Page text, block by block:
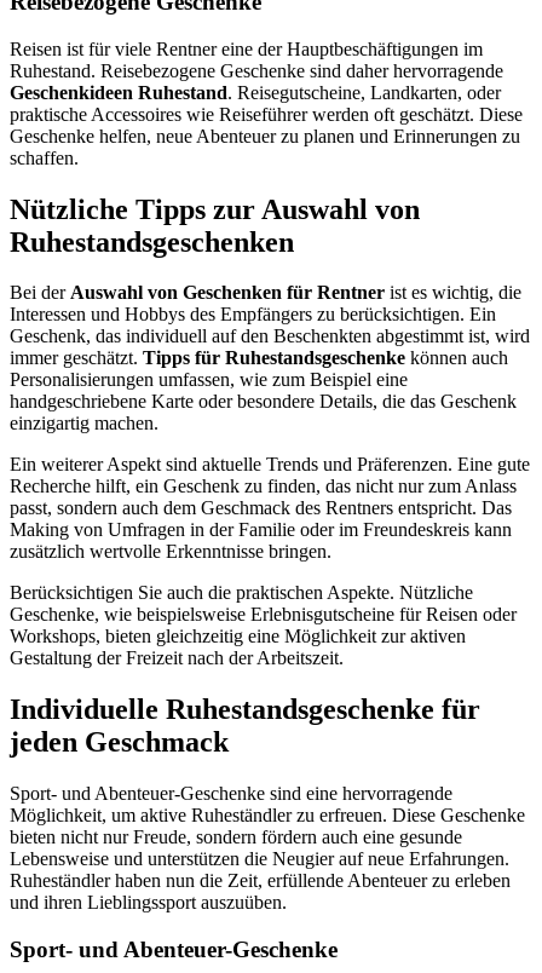
Reisen ist für viele Rentner eine der Hauptbeschäftigungen im
Ruhestand. Reisebezogene Geschenke sind daher hervorragende
Geschenkideen Ruhestand. Reisegutscheine, Landkarten, oder
praktische Accessoires wie Reiseführer werden oft geschätzt. Diese
Geschenke helfen, neue Abenteuer zu planen und Erinnerungen zu
schaffen.
Nützliche Tipps zur Auswahl von
Ruhestandsgeschenken
Bei derAuswahl von Geschenken für Rentner ist es wichtig, die
Interessen und Hobbys des Empfängers zu berücksichtigen. Ein
Geschenk, das individuell auf den Beschenkten abgestimmt ist, wird
immer geschätzt. Tipps für Ruhestandsgeschenke können auch
Personalisierungen umfassen, wie zum Beispiel eine
handgeschriebene Karte oder besondere Details, die das Geschenk
einzigartig machen.
Ein weiterer Aspekt sind aktuelle Trends und Präferenzen. Eine gute
Recherche hilft, ein Geschenk zu finden, das nicht nur zum Anlass
passt, sondern auch dem Geschmack des Rentners entspricht. Das
Making von Umfragen in der Familie oder im Freundeskreis kann
zusätzlich wertvolle Erkenntnisse bringen.
Berücksichtigen Sie auch die praktischen Aspekte. Nützliche
Geschenke, wie beispielsweise Erlebnisgutscheine für Reisen oder
Workshops, bieten gleichzeitig eine Möglichkeit zur aktiven
Gestaltung der Freizeit nach der Arbeitszeit.
Individuelle Ruhestandsgeschenke für
jeden Geschmack
Sport- und Abenteuer-Geschenke sind eine hervorragende
Möglichkeit, um aktive Ruheständler zu erfreuen. Diese Geschenke
bieten nicht nur Freude, sondern fördern auch eine gesunde
Lebensweise und unterstützen die Neugier auf neue Erfahrungen.
Ruheständler haben nun die Zeit, erfüllende Abenteuer zu erleben
und ihren Lieblingssport auszuüben.
Sport- und Abenteuer-Geschenke